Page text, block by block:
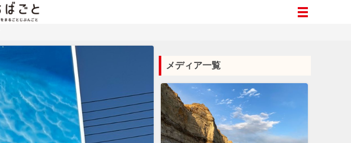
メディア一覧